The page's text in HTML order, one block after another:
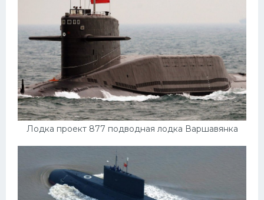
Лодка проект 877 подводная лодка Варшавянка